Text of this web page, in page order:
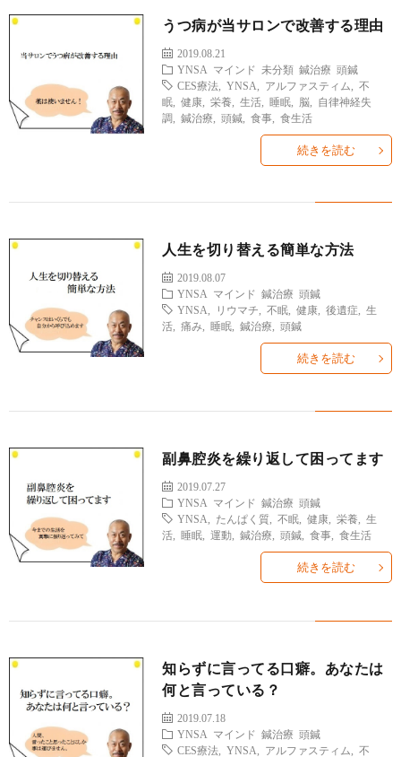
うつ病が当サロンで改善する理由
2019.08.21
YNSA
マインド 未分類 鍼治療
頭鍼
CES療法 ,YNSA アルファスティム ,不
眠 ,健康 ,栄養 ,生活 ,睡眠 脳
自律神経失
調
,鍼治療 ,頭鍼 ,食事 ,食生活
続きを読む
人生を切り替える簡単な方法
2019.08.07
YNSA
マインド 鍼治療
頭鍼
YNSA
リウマチ ,不眠 ,健康 ,後遺症 ,生
活 ,痛み ,睡眠 ,鍼治療 ,頭鍼
続きを読む
副鼻腔炎を繰り返して困ってます
2019.07.27
YNSA
マインド 鍼治療
頭鍼
YNSA
たんぱく質 ,不眠 ,健康 ,栄養 ,生
活
睡眠 ,運動 ,鍼治療 ,頭鍼 ,食事 ,食生活
続きを読む
知らずに言ってる口癖。あなたは
何と言っている？
2019.07.18
YNSA
マインド 鍼治療
頭鍼
CES療法 ,YNSA アルファスティム ,不